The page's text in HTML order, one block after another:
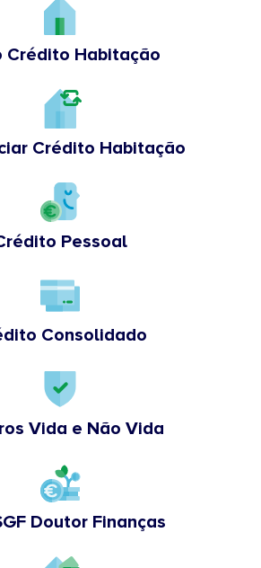
Crédito Habitação
Crédito Habitação
Pessoal
Consolidado
Vida e Não Vida
Doutor Finanças